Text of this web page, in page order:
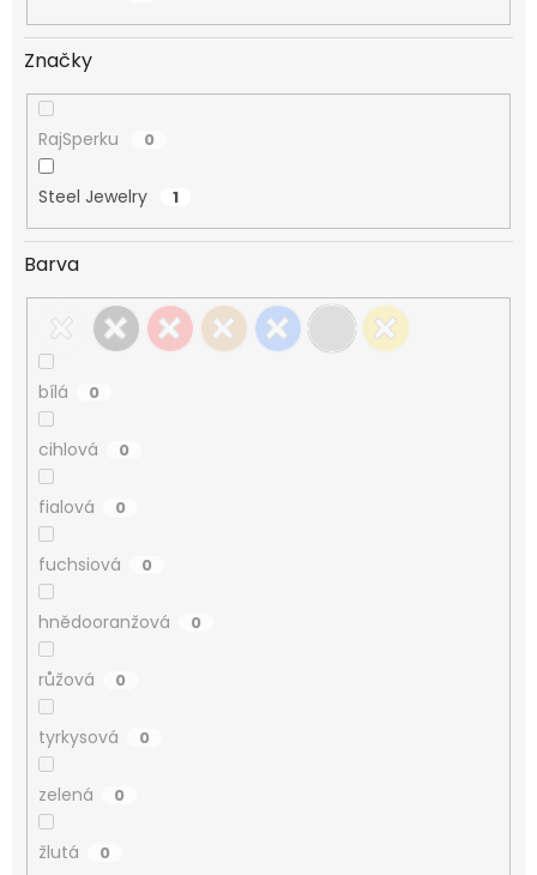
Značky
RajSperku 0
Steel Jewelry 1
Barva
bílá 0
cihlová 0
fialová 0
fuchsiová 0
hnědooranžová 0
růžová 0
tyrkysová 0
zelená 0
žlutá 0